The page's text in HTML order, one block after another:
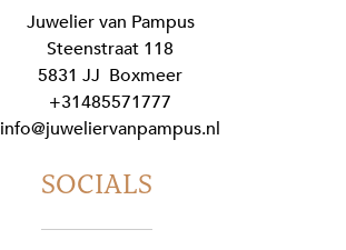
Juwelier van Pampus
Steenstraat 118
5831 JJ Boxmeer
+31485571777
info@juweliervanpampus.nl
SOCIALS